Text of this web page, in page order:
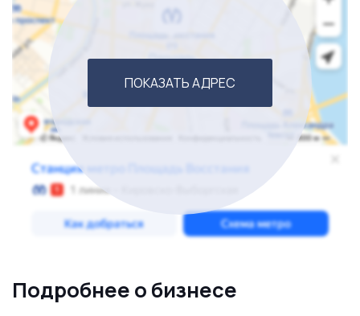
ПОКАЗАТЬ АДРЕС
Подробнее о бизнесе